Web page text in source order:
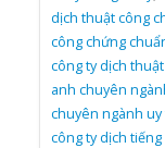
dịch thuật công
công chứng
công ty dịch
anh chuyên
chuyên ngành uy
công ty dịch tiếng